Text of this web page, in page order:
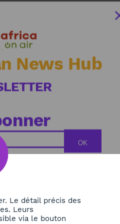
le
financier
de
leurs
News Hub
OK
Le détail précis des
Leurs
via le bouton